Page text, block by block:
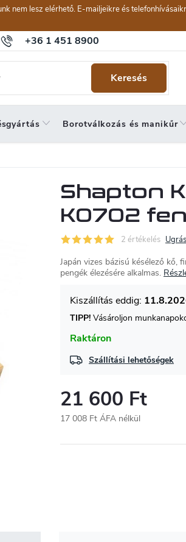
nem lesz elérhető. E-mailjeikre és
+36 1 451 8900
Általános szerződési feltételek
Keresés
Borotválkozás és manikűr
Shapton
K0702
2 értékelés
Japán vizes bázisú késélező kő,
pengék élezésére alkalmas.
Raktáron
TIPP! Vásároljon
Szállítási lehetőségek
21 600 Ft
17 008 Ft ÁFA nélkül